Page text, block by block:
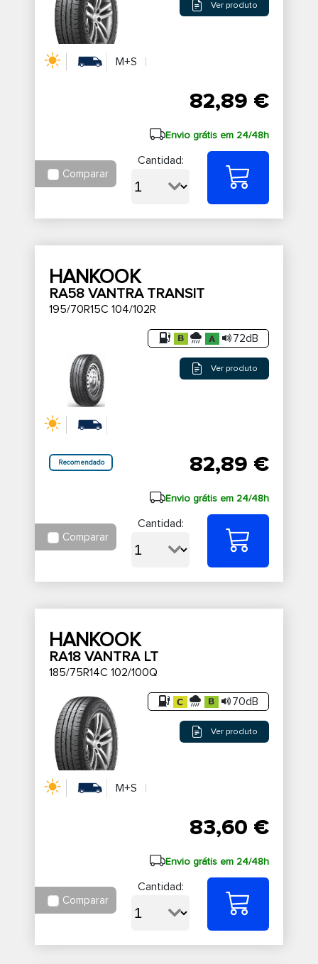
Ver produto
M+S
82,89 €
Envio grátis em 24/48h
Comparar
Cantidad:
HANKOOK
RA58 VANTRA TRANSIT
195/70R15C 104/102R
72dB
Ver produto
Recomendado 82,89 €
Envio grátis em 24/48h
Comparar
Cantidad:
HANKOOK
RA18 VANTRA LT
185/75R14C 102/100Q
70dB
Ver produto
M+S
83,60 €
Envio grátis em 24/48h
Comparar
Cantidad: